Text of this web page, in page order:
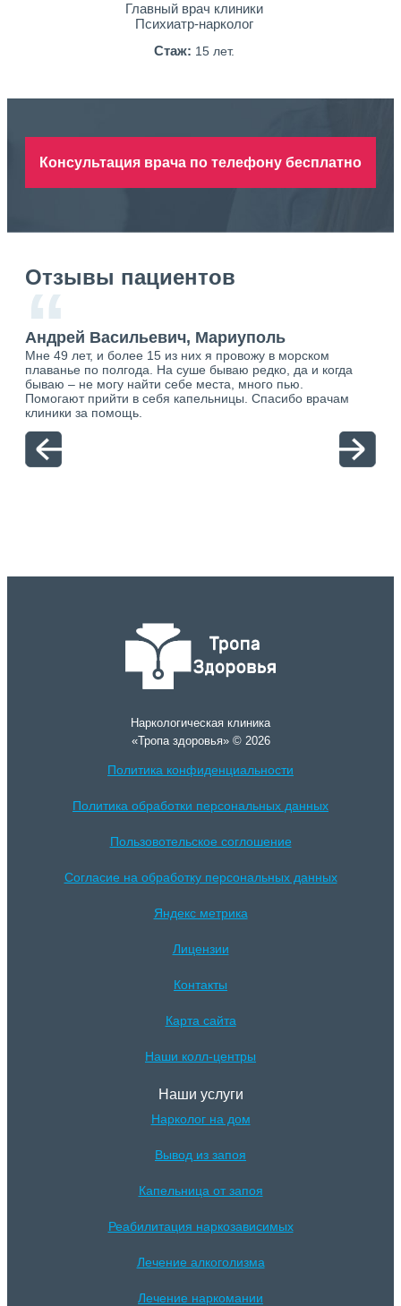
Главный врач клиники
Психиатр-нарколог
Стаж: 15 лет.
Консультация врача по телефону бесплатно
Отзывы пациентов
“
Андрей Васильевич, Мариуполь
Мне 49 лет, и более 15 из них я провожу в морском
плаванье по полгода. На суше бываю редко, да и когда
бываю – не могу найти себе места, много пью.
Помогают прийти в себя капельницы. Спасибо врачам
клиники за помощь.
Наркологическая клиника
«Тропа здоровья» © 2026
Политика конфиденциальности
Политика обработки персональных данных
Пользовотельское соглошение
Согласие на обработку персональных данных
Яндекс метрика
Лицензии
Контакты
Карта сайта
Наши колл-центры
Наши услуги
Нарколог на дом
Вывод из запоя
Капельница от запоя
Реабилитация наркозависимых
Лечение алкоголизма
Лечение наркомании